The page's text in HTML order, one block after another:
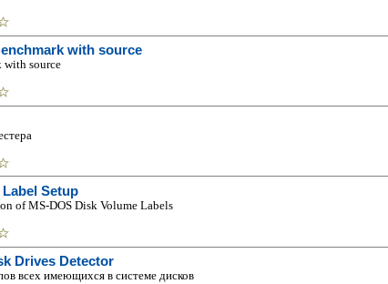
with source
with source
Label Setup
of MS-DOS Disk Volume Labels
Drives Detector
всех имеющихся в системе дисков